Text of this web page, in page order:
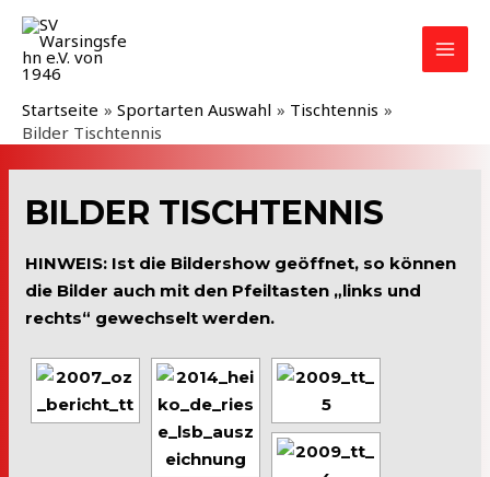
Zum
Inhalt
springen
Startseite Sportarten Auswahl
Tischtennis
Bilder Tischtennis
BILDER TISCHTENNIS
HINWEIS: Ist die Bildershow geöffnet, so können
die Bilder auch mit den Pfeiltasten „links und
rechts“ gewechselt werden.